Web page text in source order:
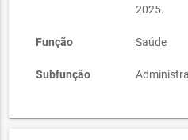
2025.
Função Saúde
Subfunção